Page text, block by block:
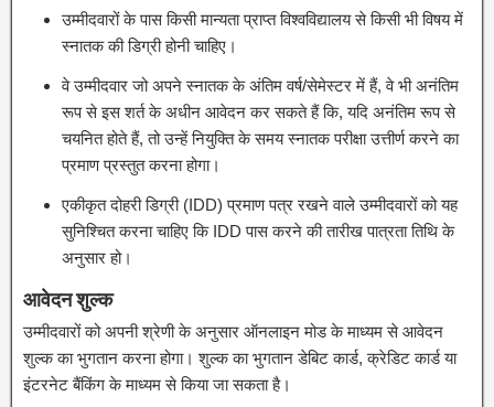
उम्मीदवारों के पास किसी मान्यता प्राप्त विश्वविद्यालय से किसी भी विषय में
स्नातक की डिग्री होनी चाहिए।
वे उम्मीदवार जो अपने स्नातक के अंतिम वर्ष/सेमेस्टर में हैं, वे भी अनंतिम
रूप से इस शर्त के अधीन आवेदन कर सकते हैं कि, यदि अनंतिम रूप से
चयनित होते हैं, तो उन्हें नियुक्ति के समय स्नातक परीक्षा उत्तीर्ण करने का
प्रमाण प्रस्तुत करना होगा।
एकीकृत दोहरी डिग्री (IDD) प्रमाण पत्र रखने वाले उम्मीदवारों को यह
सुनिश्चित करना चाहिए कि IDD पास करने की तारीख पात्रता तिथि के
अनुसार हो।
आवेदन शुल्क
उम्मीदवारों को अपनी श्रेणी के अनुसार ऑनलाइन मोड के माध्यम से आवेदन
शुल्क का भुगतान करना होगा। शुल्क का भुगतान डेबिट कार्ड, क्रेडिट कार्ड या
इंटरनेट बैंकिंग के माध्यम से किया जा सकता है।